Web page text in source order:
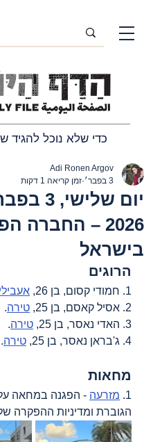
כדי שלא נוכל להגיד
יום
2026 – החברה
בישראל
Adi Ronen Argov
3 בפבר׳
זמן קריאה 1 דקות
הרוגים
1. חמודי קסום, בן 26,
2. אסיל קאסם, בן 25,
טירה.
3. האדי נאסר, בן 25,
טירה.
4. ג'בראן נאסר, בן 25,
טירה.
מחאות
1. מזרעה - הפגנה במחאה
הגוברת ומדיניות ההפקרה